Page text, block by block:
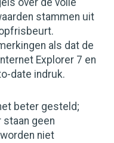
over de volle
stammen uit
als dat de
Explorer 7 en
date indruk.
beter gesteld;
staan geen
niet